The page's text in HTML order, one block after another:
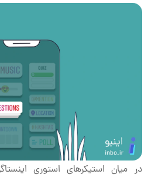
در میان استیکرهای استوری